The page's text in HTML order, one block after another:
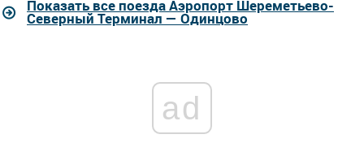
Показать все поезда Аэропорт Шереметьево-
Северный Терминал — Одинцово
ad